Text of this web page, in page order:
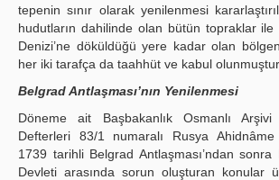
tepenin sınır olarak yenilenmesi
hudutların dahilinde olan bütün topraklar
Denizi’ne döküldüğü yere kadar olan
her iki tarafça da taahhüt ve kabul
Belgrad Antlaşması’nın Yenilenmesi
Döneme ait Başbakanlık Osmanlı
Defterleri 83/1 numaralı Rusya
1739 tarihli Belgrad Antlaşması’ndan sonra
Devleti arasında sorun oluşturan konular